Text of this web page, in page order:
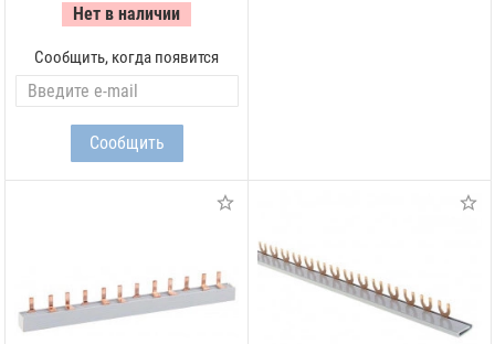
Нет в наличии
Сообщить, когда появится